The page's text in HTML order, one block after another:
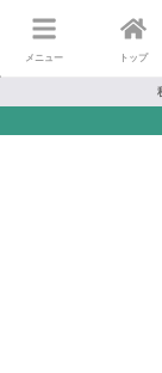
メニュー トップ